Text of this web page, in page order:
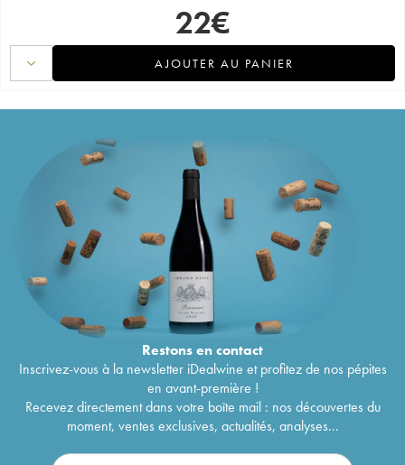
22€
AJOUTER AU PANIER
Restons encontact
Inscrivez-vous à la newsletter iDealwine et profitez de nos pépites
en avant-première !
Recevez directement dans votre boîte mail : nos découvertes du
moment, ventes exclusives, actualités, analyses...